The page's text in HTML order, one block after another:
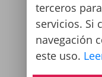
terceros
servicios. Si
navegación
este uso.